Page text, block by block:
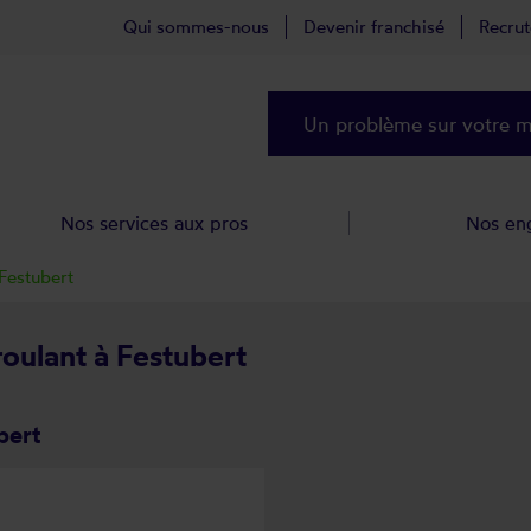
à Festubert
Qui sommes-nous Devenir franchisé
Un problème sur votre
Nos services aux pros Nos